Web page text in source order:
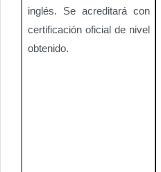
inglés. Se acreditará con
certificación oficial de nivel
obtenido.